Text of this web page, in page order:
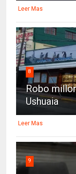
Leer Mas
8
Robo
Ushuaia
Leer Mas
9